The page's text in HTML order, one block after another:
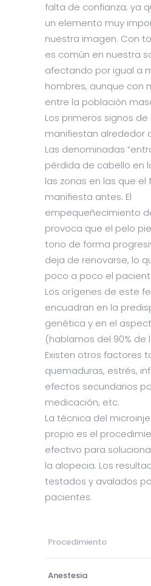
falta de confianza; ya
un elemento muy
nuestra imagen. Con
es común en nuestra
afectando por igual a
hombres, aunque con
entre la población
Los primeros signos
manifiestan alrededor
Las denominadas
pérdida de cabello en
las zonas en las que
manifiesta antes. El
empequeñecimiento
provoca que el pelo
tono de forma
deja de renovarse, lo
poco a poco el
Los orígenes de este
encuadran en la
genética y en el
(hablamos del 90% de
Existen otros factores
quemaduras, estrés,
efectos secundarios
medicación, etc.
La técnica del
propio es el
efectivo para
la alopecia. Los
testados y avalados
pacientes.
Procedimiento
Anestesia